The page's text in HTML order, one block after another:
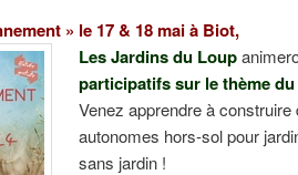
» le 17 & 18 mai à Biot,
Les Jardins du Loup
participatifs sur le thème
Venez apprendre à
autonomes hors-sol pour
sans jardin !